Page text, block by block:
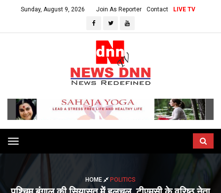
Sunday, August 9, 2026 Join As Reporter Contact LIVE TV
Toggle
navigation
HOME POLITICS